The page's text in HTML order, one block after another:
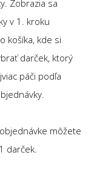
Zobrazia sa
v 1. kroku
košíka, kde si
darček, ktorý
páči podľa
môžete
darček.